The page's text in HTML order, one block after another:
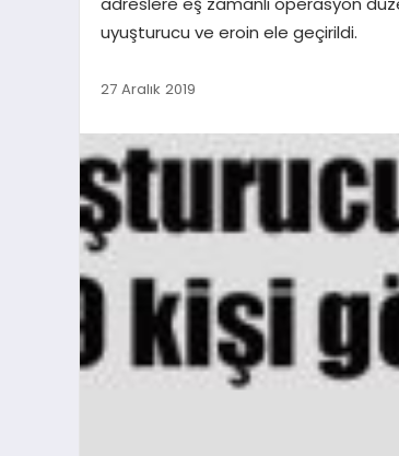
uyuşturucu ve eroin ele geçirildi.
27 Aralık 2019